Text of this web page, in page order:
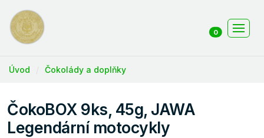
0
Úvod Čokolády a doplňky
ČokoBOX 9ks, 45g, JAWA
Legendární motocykly